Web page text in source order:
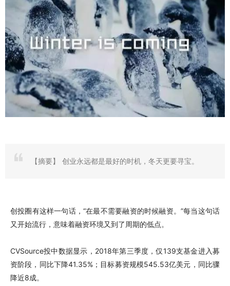
【摘要】 创业永远都是最好的时机，冬天更要寻宝。
创投圈有这样一句话，“在最不需要融资的时候融资。”每当这句话
又开始流行，意味着融资环境又到了周期的低点。
CVSource投中数据显示，2018年第三季度，仅139支基金进入募
资阶段，同比下降41.35%；目标募资规模545.53亿美元，同比骤
降近8成。